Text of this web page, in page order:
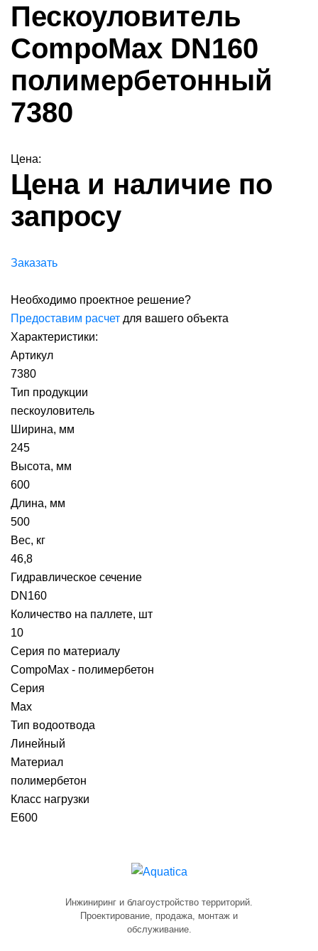
Пескоуловитель
CompoMax DN160
полимербетонный
7380
Цена:
Цена и наличие по
запросу
Заказать
Необходимо проектное решение?
Предоставим расчет для вашего объекта
Характеристики:
Артикул
7380
Тип продукции
пескоуловитель
Ширина, мм
245
Высота, мм
600
Длина, мм
500
Вес, кг
46,8
Гидравлическое сечение
DN160
Количество на паллете, шт
10
Серия по материалу
CompoMax - полимербетон
Серия
Max
Тип водоотвода
Линейный
Материал
полимербетон
Класс нагрузки
E600
Инжиниринг и благоустройство территорий.
Проектирование, продажа, монтаж и
обслуживание.